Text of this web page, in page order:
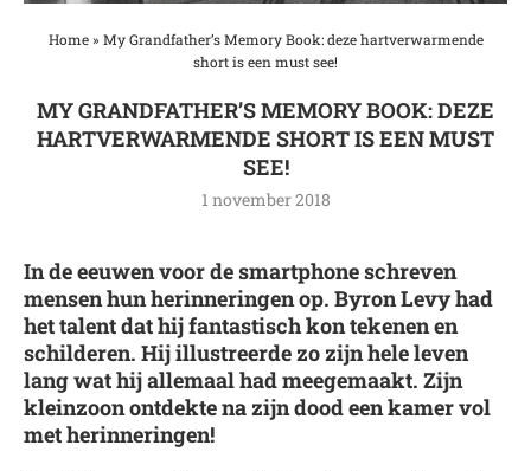
Home» My Grandfather’s Memory Book: deze hartverwarmende
short is een must see!
MY GRANDFATHER’S MEMORY BOOK: DEZE
HARTVERWARMENDE SHORT IS EEN MUST
SEE!
1 november 2018
In de eeuwen voor de smartphone schreven
mensen hun herinneringen op. Byron Levy had
het talent dat hij fantastisch kon tekenen en
schilderen. Hij illustreerde zo zijn hele leven
lang wat hij allemaal had meegemaakt. Zijn
kleinzoon ontdekte na zijn dood een kamer vol
met herinneringen!